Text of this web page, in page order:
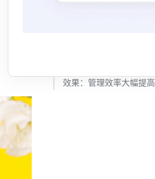
效果：管理效率大幅提高​